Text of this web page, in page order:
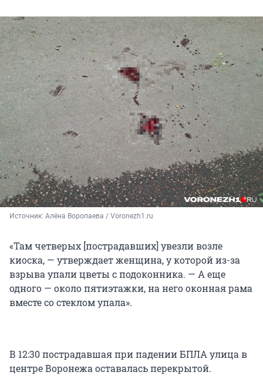
Источник: Алёна Воропаева / Voronezh1.ru
«Там четверых [пострадавших] увезли возле
киоска, — утверждает женщина, у которой из-за
взрыва упали цветы с подоконника. — А еще
одного — около пятиэтажки, на него оконная рама
вместе со стеклом упала».
В 12:30 пострадавшая при падении БПЛА улица в
центре Воронежа оставалась перекрытой.